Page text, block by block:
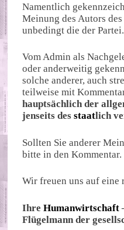
Namentlich
Meinung des Autors
unbedingt die der Partei.
Vom Admin als
oder anderweitig
solche anderer, auch
teilweise mit
hauptsächlich der
jenseits desstaatlich
Sollten Sie anderer
bitte in den Kommentar.
Wir freuen uns auf eine
IhreHumanwirtschaft
Flügelmann der